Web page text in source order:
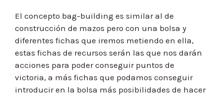
El concepto bag-building es similar al de
construcción de mazos pero con una bolsa y
diferentes fichas que iremos metiendo en ella,
estas fichas de recursos serán las que nos darán
acciones para poder conseguir puntos de
victoria, a más fichas que podamos conseguir
introducir en la bolsa más posibilidades de hacer